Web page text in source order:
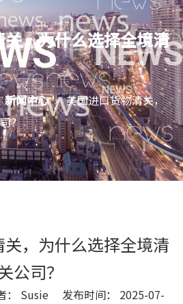
，为什么选择全境清
新闻中心 » 美国进口货物清关，
？
，为什么选择全境清
公司？
： Susie 发布时间： 2025-07-